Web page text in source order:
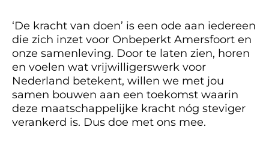
‘De kracht van doen’ is een ode aan iedereen
die zich inzet voor Onbeperkt Amersfoort en
onze samenleving. Door te laten zien, horen
en voelen wat vrijwilligerswerk voor
Nederland betekent, willen we met jou
samen bouwen aan een toekomst waarin
deze maatschappelijke kracht nóg steviger
verankerd is. Dus doe met ons mee.